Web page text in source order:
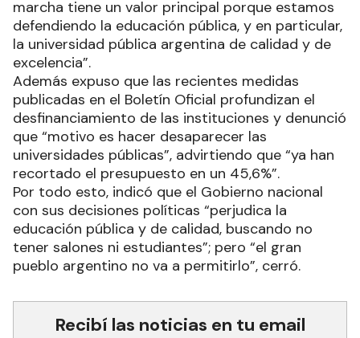
marcha tiene un valor principal porque estamos
defendiendo la educación pública, y en particular,
la universidad pública argentina de calidad y de
excelencia”.
Además expuso que las recientes medidas
publicadas en el Boletín Oficial profundizan el
desfinanciamiento de las instituciones y denunció
que “motivo es hacer desaparecer las
universidades públicas”, advirtiendo que “ya han
recortado el presupuesto en un 45,6%”.
Por todo esto, indicó que el Gobierno nacional
con sus decisiones políticas “perjudica la
educación pública y de calidad, buscando no
tener salones ni estudiantes”; pero “el gran
pueblo argentino no va a permitirlo”, cerró.
Recibí las noticias en tu email